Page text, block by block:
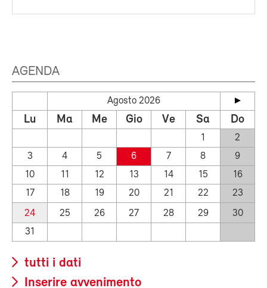
AGENDA
Agosto 2026
Lu Ma Me Gio Ve Sa Do
1
2
3
4 5 6 7 8
9
10
11 12 13 14 15
16
17
18 19 20 21 22
23
24
25 26 27 28 29
30
31
tutti i dati
Inserire avvenimento